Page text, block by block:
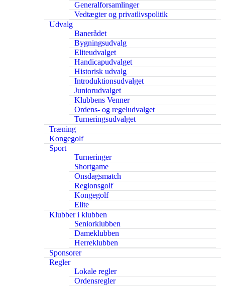
Generalforsamlinger
Vedtægter og privatlivspolitik
Udvalg
Banerådet
Bygningsudvalg
Eliteudvalget
Handicapudvalget
Historisk udvalg
Introduktionsudvalget
Juniorudvalget
Klubbens Venner
Ordens- og regeludvalget
Turneringsudvalget
Træning
Kongegolf
Sport
Turneringer
Shortgame
Onsdagsmatch
Regionsgolf
Kongegolf
Elite
Klubber i klubben
Seniorklubben
Dameklubben
Herreklubben
Sponsorer
Regler
Lokale regler
Ordensregler